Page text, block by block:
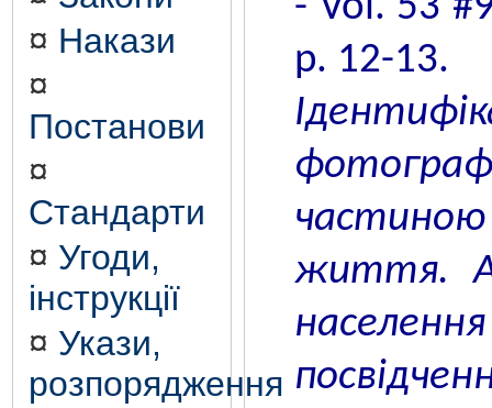
¤ Накази
¤
Постанови
¤
Стандарти
¤ Угоди,
інструкції
¤ Укази,
розпорядження
- Vol. 53
p. 12-13.
життя.